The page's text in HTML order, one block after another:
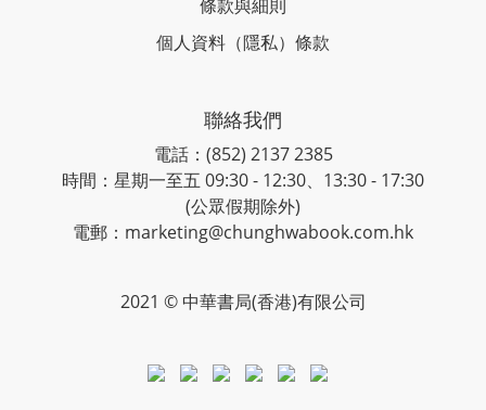
條款與細則
個人資料（隱私）條款
聯絡我們
電話：(852) 2137 2385
時間：星期一至五 09:30 - 12:30、13:30 - 17:30
(公眾假期除外)
電郵：marketing@chunghwabook.com.hk
2021 © 中華書局(香港)有限公司